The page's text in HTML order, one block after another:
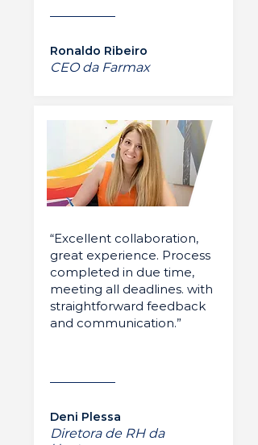
Ronaldo Ribeiro
CEO da Farmax
“Excellent collaboration,
great experience. Process
completed in due time,
meeting all deadlines. with
straightforward feedback
and communication.”
Deni Plessa
Diretora de RH da